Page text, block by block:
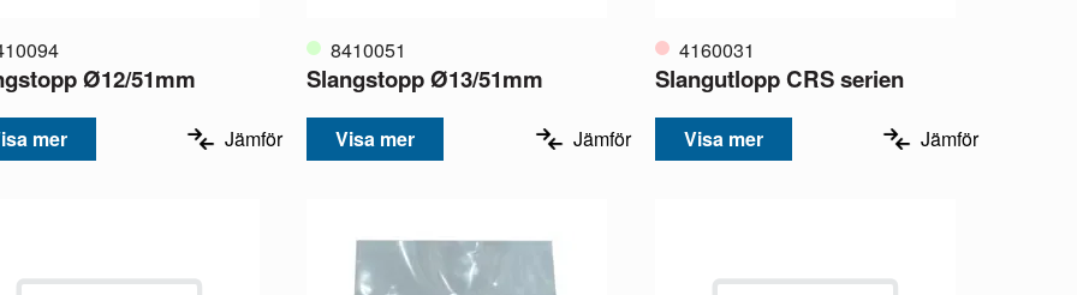
Ø12/51mm
mer Jämför
8410051
Slangstopp Ø13/51mm
Visa mer Jämför
4160031
Slangutlopp CRS serien
Visa mer Jämför